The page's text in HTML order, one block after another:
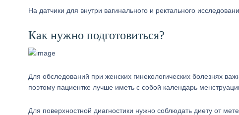
На датчики для внутри вагинального и ректального
Как нужно подготовиться?
Для обследований при женских гинекологических болезнях
поэтому пациентке лучше иметь с собой календарь
Для поверхностной диагностики нужно соблюдать диету от